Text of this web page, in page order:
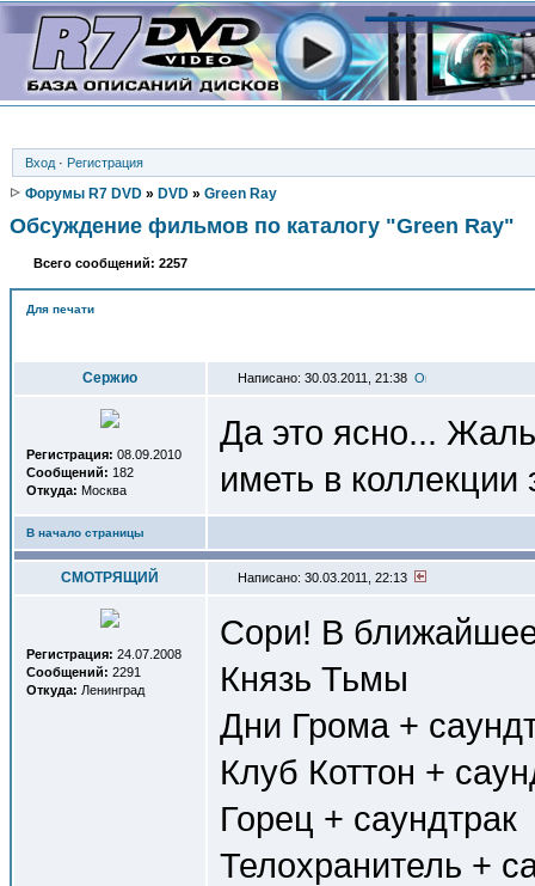
Вход · Регистрация
Форумы R7 DVD » DVD » Green Ray
Обсуждение фильмов по каталогу "Green Ray"
Всего сообщений: 2257
Для печати
Сержио Написано: 30.03.2011, 21:38
Регистрация: 08.09.2010
Сообщений: 182
Откуда: Москва
Да это ясно...
иметь в коллекции
В начало страницы
СМОТРЯЩИЙ Написано: 30.03.2011, 22:13
Регистрация: 24.07.2008
Сообщений: 2291
Откуда: Ленинград
Сори! В
Князь Тьмы
Дни Грома +
Клуб Коттон +
Горец + саундтрак
Телохранитель +